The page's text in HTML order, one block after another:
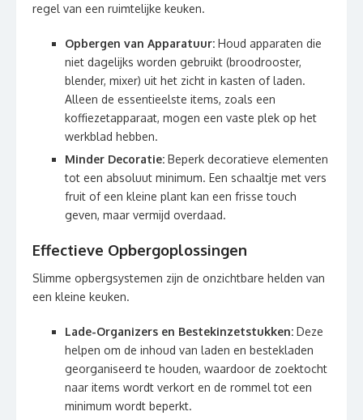
regel van een ruimtelijke keuken.
Opbergen van Apparatuur: Houd apparaten die
niet dagelijks worden gebruikt (broodrooster,
blender, mixer) uit het zicht in kasten of laden.
Alleen de essentieelste items, zoals een
koffiezetapparaat, mogen een vaste plek op het
werkblad hebben.
Minder Decoratie: Beperk decoratieve elementen
tot een absoluut minimum. Een schaaltje met vers
fruit of een kleine plant kan een frisse touch
geven, maar vermijd overdaad.
Effectieve Opbergoplossingen
Slimme opbergsystemen zijn de onzichtbare helden van
een kleine keuken.
Lade-Organizers en Bestekinzetstukken: Deze
helpen om de inhoud van laden en bestekladen
georganiseerd te houden, waardoor de zoektocht
naar items wordt verkort en de rommel tot een
minimum wordt beperkt.